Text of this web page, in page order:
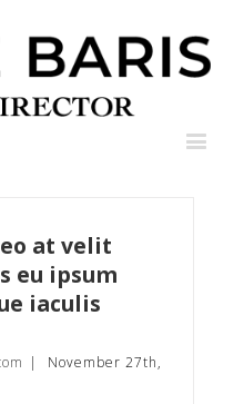
at velit
eu ipsum
iaculis
|
November 27th,